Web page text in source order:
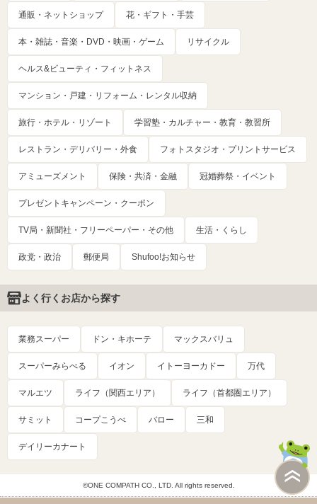
通販・ネットショップ 花・ギフト・手芸
本・雑誌・音楽・DVD・映画・ゲーム リサイクル
ヘルス&ビューティ・フィットネス
マンション・戸建・リフォーム・レンタル収納
旅行・ホテル・リゾート 学習塾・カルチャー・教育・教習所
レストラン・デリバリー・外食 フォトスタジオ・プリントサービス
アミューズメント 保険・共済・金融 冠婚葬祭・イベント
プレゼントキャンペーン・クーポン
TV局・新聞社・フリーペーパー・その他 生活・くらし
政党・政治 郵便局 Shufoo!お知らせ
よく行くお店から探す
業務スーパー ドン・キホーテ マックスバリュ
スーパーみらべる イオン イトーヨーカドー 万代
マルエツ ライフ（関西エリア） ライフ（首都圏エリア）
サミット コープこうべ バロー 三和
デイリーカナート
©ONE COMPATH CO., LTD. All rights reserved.